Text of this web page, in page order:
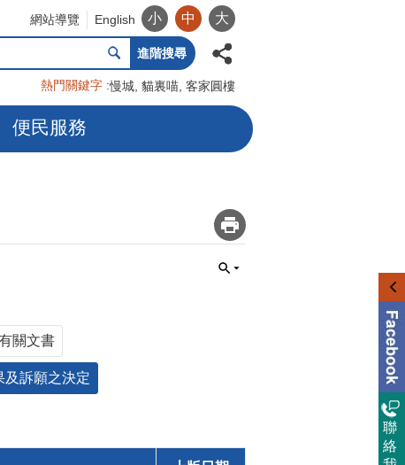
網站導覽 English 小 中 大
進階搜尋
熱門關鍵字 慢城 貓裏喵 客家圓樓
便民服務
_
關文書
及訴願之決定
聯
絡